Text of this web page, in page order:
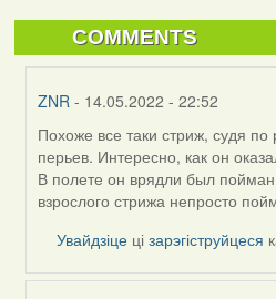
COMMENTS
ZNR - 14.05.2022 - 22:52
In
reply
to
by
Lighty
Похоже все таки стриж, судя
перьев. Интересно, как он
В полете он врядли был
взрослого стрижа непросто
Увайдзіце цізарэгіструйцеся